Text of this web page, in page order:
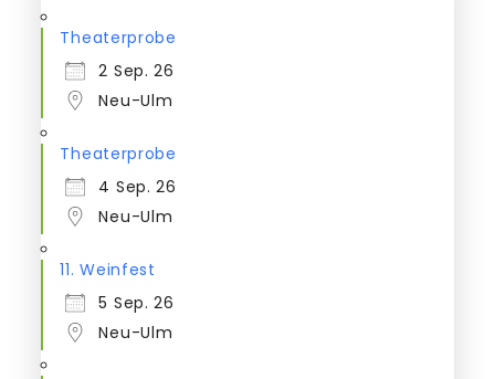
Theaterprobe
2 Sep. 26
Neu-Ulm
Theaterprobe
4 Sep. 26
Neu-Ulm
11. Weinfest
5 Sep. 26
Neu-Ulm